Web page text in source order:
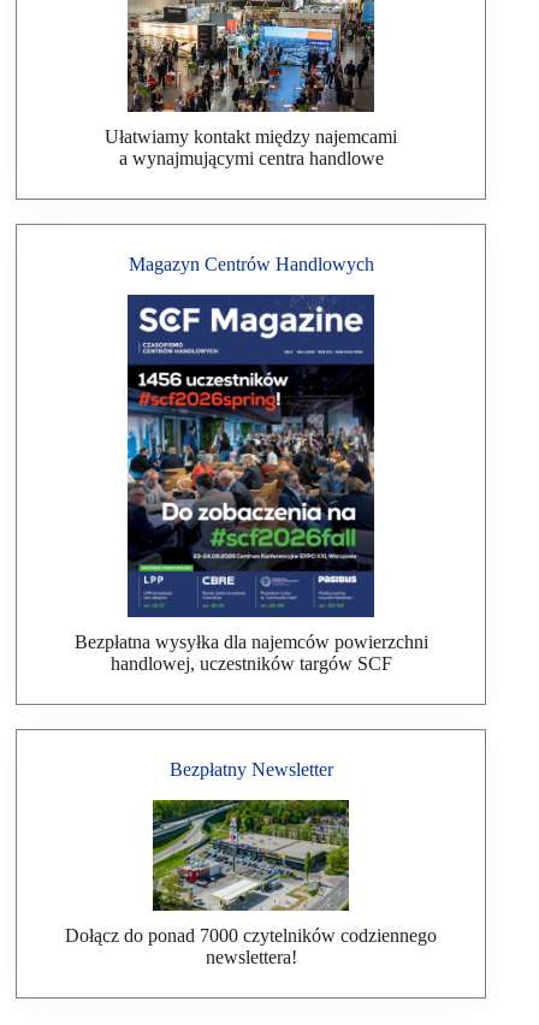
Ułatwiamy kontakt między najemcami
a wynajmującymi centra handlowe
Magazyn Centrów Handlowych
Bezpłatna wysyłka dla najemców powierzchni
handlowej, uczestników targów SCF
Bezpłatny Newsletter
Dołącz do ponad 7000 czytelników codziennego
newslettera!